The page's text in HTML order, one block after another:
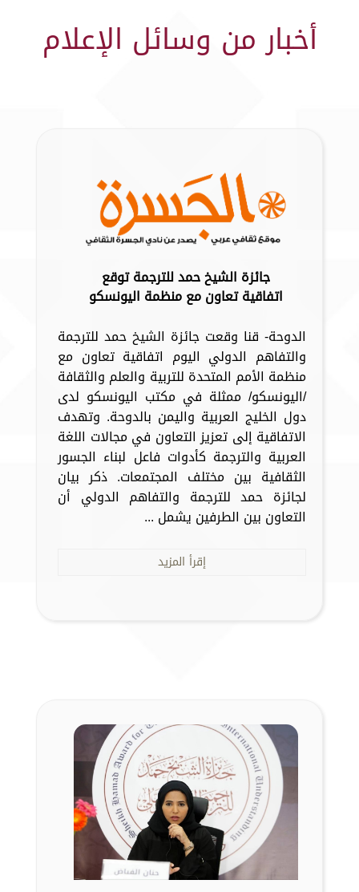
أخبار من وسائل الإعلام
جائزة الشيخ حمد للترجمة توقع
اتفاقية تعاون مع منظمة اليونسكو
الدوحة- قنا وقعت جائزة الشيخ حمد للترجمة
والتفاهم الدولي اليوم اتفاقية تعاون مع
منظمة الأمم المتحدة للتربية والعلم والثقافة
/اليونسكو/ ممثلة في مكتب اليونسكو لدى
دول الخليج العربية واليمن بالدوحة. وتهدف
الاتفاقية إلى تعزيز التعاون في مجالات اللغة
العربية والترجمة كأدوات فاعل لبناء الجسور
الثقافية بين مختلف المجتمعات. ذكر بيان
لجائزة حمد للترجمة والتفاهم الدولي أن
التعاون بين الطرفين يشمل ...
إقرأ المزيد